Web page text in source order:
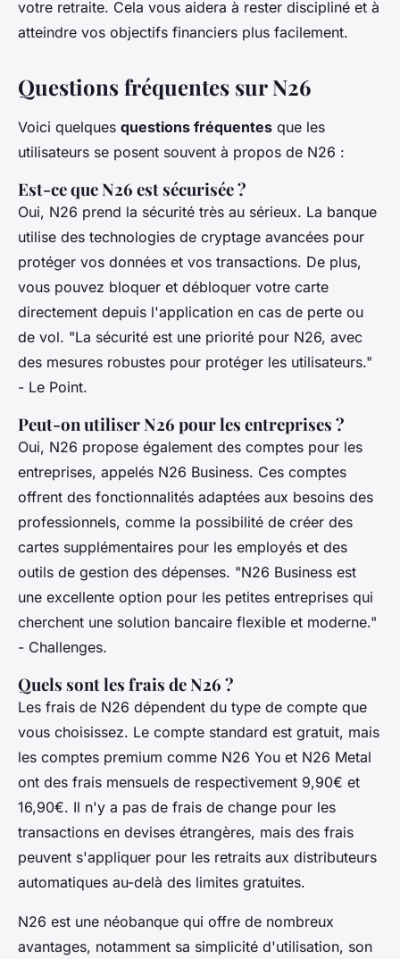
votre retraite. Cela vous aidera à rester discipliné et à
atteindre vos objectifs financiers plus facilement.
Questions fréquentes sur N26
Voici quelques questions fréquentes que les
utilisateurs se posent souvent à propos de N26 :
Est-ce que N26 est sécurisée ?
Oui, N26 prend la sécurité très au sérieux. La banque
utilise des technologies de cryptage avancées pour
protéger vos données et vos transactions. De plus,
vous pouvez bloquer et débloquer votre carte
directement depuis l'application en cas de perte ou
de vol. "La sécurité est une priorité pour N26, avec
des mesures robustes pour protéger les utilisateurs."
- Le Point.
Peut-on utiliser N26 pour les entreprises ?
Oui, N26 propose également des comptes pour les
entreprises, appelés N26 Business. Ces comptes
offrent des fonctionnalités adaptées aux besoins des
professionnels, comme la possibilité de créer des
cartes supplémentaires pour les employés et des
outils de gestion des dépenses. "N26 Business est
une excellente option pour les petites entreprises qui
cherchent une solution bancaire flexible et moderne."
- Challenges.
Quels sont les frais de N26 ?
Les frais de N26 dépendent du type de compte que
vous choisissez. Le compte standard est gratuit, mais
les comptes premium comme N26 You et N26 Metal
ont des frais mensuels de respectivement 9,90€ et
16,90€. Il n'y a pas de frais de change pour les
transactions en devises étrangères, mais des frais
peuvent s'appliquer pour les retraits aux distributeurs
automatiques au-delà des limites gratuites.
N26 est une néobanque qui offre de nombreux
avantages, notamment sa simplicité d'utilisation, son